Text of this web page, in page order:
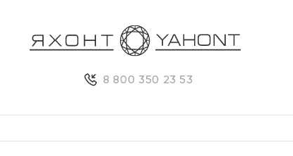
8 800 350 23 53